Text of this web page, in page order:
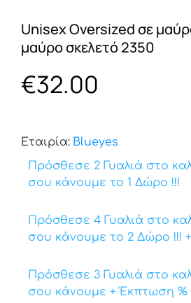
Unisex Oversized σε
μαύρο σκελετό 2350
€32.00
Εταιρία: Βlueyes
Πρόσθεσε 2 Γυαλιά στο
σου κάνουμε το 1 Δώρο !!!
Πρόσθεσε 4 Γυαλιά στο
σου κάνουμε το 2 Δώρο !!!
Πρόσθεσε 3 Γυαλιά στο
σου κάνουμε + Έκπτωση %